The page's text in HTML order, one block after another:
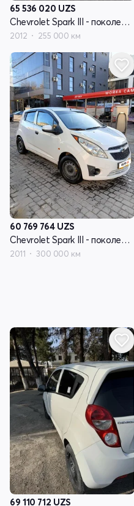
65 536 020 UZS
Chevrolet Spark III - поколение
2012 255 000 км
60 769 764 UZS
Chevrolet Spark III - поколение
2011 300 000 км
69 110 712 UZS